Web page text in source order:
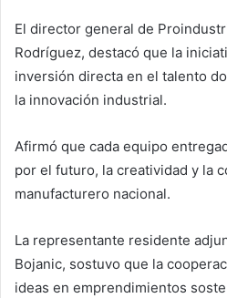
El director general de
Rodríguez, destacó que la
inversión directa en el talento
la innovación industrial.
Afirmó que cada equipo
por el futuro, la creatividad y la
manufacturero nacional.
La representante residente
Bojanic, sostuvo que la
ideas en emprendimientos